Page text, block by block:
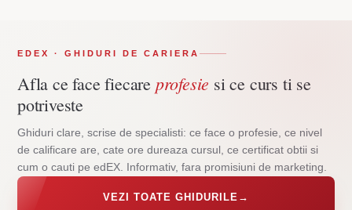
EDEX · GHIDURI DE CARIERA
Afla ce face fiecare profesie si ce curs ti se
potriveste
Ghiduri clare, scrise de specialisti: ce face o profesie, ce nivel
de calificare are, cate ore dureaza cursul, ce certificat obtii si
cum o cauti pe edEX. Informativ, fara promisiuni de marketing.
VEZI TOATE GHIDURILE →